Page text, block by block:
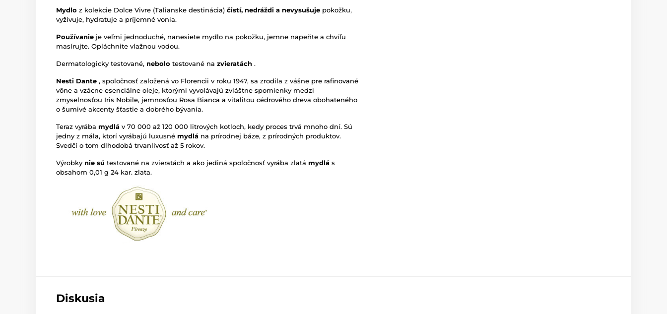
Mydlo z kolekcie Dolce Vivre (Talianske destinácia) čistí, nedráždi a nevysušuje pokožku,
vyživuje, hydratuje a príjemné vonia.
Používanie je veľmi jednoduché, nanesiete mydlo na pokožku, jemne napeňte a chvíľu
masírujte. Opláchnite vlažnou vodou.
Dermatologicky testované, nebolo testované na zvieratách .
Nesti Dante , spoločnosť založená vo Florencii v roku 1947, sa zrodila z vášne pre rafinované
vône a vzácne esenciálne oleje, ktorými vyvolávajú zvláštne spomienky medzi
zmyselnosťou Iris Nobile, jemnosťou Rosa Bianca a vitalitou cédrového dreva obohateného
o šumivé akcenty šťastie a dobrého bývania.
Teraz vyrába mydlá v 70 000 až 120 000 litrových kotloch, kedy proces trvá mnoho dní. Sú
jedny z mála, ktorí vyrábajú luxusné mydlá na prírodnej báze, z prírodných produktov.
Svedčí o tom dlhodobá trvanlivosť až 5 rokov.
Výrobky nie sú testované na zvieratách a ako jediná spoločnosť vyrába zlatá mydlá s
obsahom 0,01 g 24 kar. zlata.
Diskusia